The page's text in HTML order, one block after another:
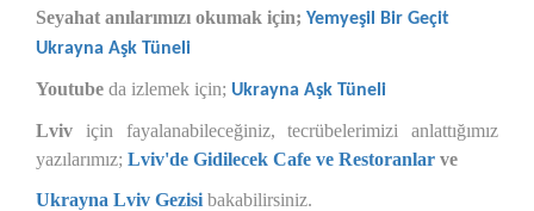
Seyahat anılarımızı okumak için; Yemyeşil Bir Geçit
Ukrayna Aşk Tüneli
Youtube da izlemek için; Ukrayna Aşk Tüneli
Lviv için fayalanabileceğiniz, tecrübelerimizi anlattığımız
yazılarımız; Lviv'de Gidilecek Cafe ve Restoranlar ve
Ukrayna Lviv Gezisi bakabilirsiniz.